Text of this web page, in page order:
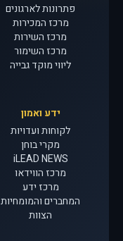
פתרונות לארגונים
מרכז המכירות
מרכז השירות
מרכז השימור
ליווי מוקד גבייה
ידע ואמון
לקוחות ועדויות
מקרי בוחן
iLEAD NEWS
מרכז הווידאו
מרכז ידע
המחברים והמומחיות
הצוות